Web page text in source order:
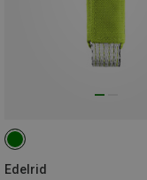
Edelrid
15CM